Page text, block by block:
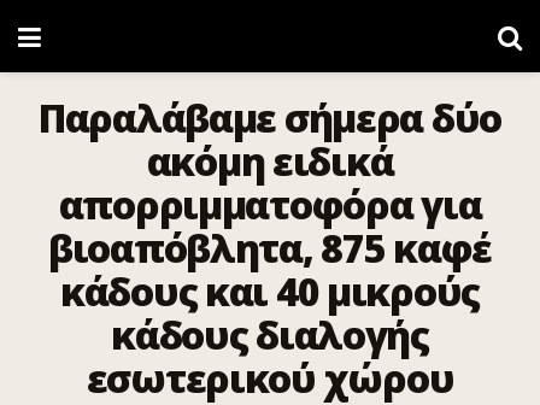
Παραλάβαμε σήμερα δύο
ακόμη ειδικά
απορριμματοφόρα για
βιοαπόβλητα, 875 καφέ
κάδους και 40 μικρούς
κάδους διαλογής
εσωτερικού χώρου